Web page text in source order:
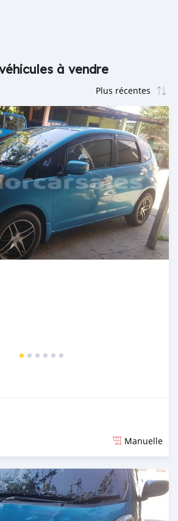
à vendre
Manuelle